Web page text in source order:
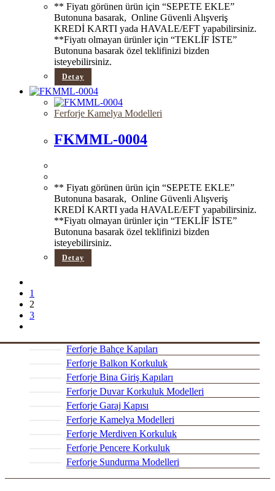
** Fiyatı görünen ürün için “SEPETE EKLE”
Butonuna basarak, Online Güvenli Alışveriş
KREDİ KARTI yada HAVALE/EFT yapabilirsiniz.
**Fiyatı olmayan ürünler için “TEKLİF İSTE”
Butonuna basarak özel teklifinizi bizden
isteyebilirsiniz.
Detay
Ferforje Kamelya Modelleri
FKMML-0004
** Fiyatı görünen ürün için “SEPETE EKLE”
Butonuna basarak, Online Güvenli Alışveriş
KREDİ KARTI yada HAVALE/EFT yapabilirsiniz.
**Fiyatı olmayan ürünler için “TEKLİF İSTE”
Butonuna basarak özel teklifinizi bizden
isteyebilirsiniz.
Detay
1
2
3
Ferforje Bahçe Kapıları
Ferforje Balkon Korkuluk
Ferforje Bina Giriş Kapıları
Ferforje Duvar Korkuluk Modelleri
Ferforje Garaj Kapısı
Ferforje Kamelya Modelleri
Ferforje Merdiven Korkuluk
Ferforje Pencere Korkuluk
Ferforje Sundurma Modelleri